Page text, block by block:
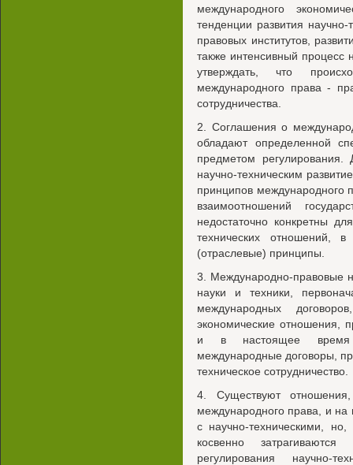
международного
тенденции развития
правовых институтов,
также интенсивный процесс
утверждать, что
международного права -
сотрудничества.
2. Соглашения о
обладают определенной
предметом
научно-техническим
принципов международного
взаимоотношений
недостаточно конкретны
технических отношений,
(отраслевые) принципы.
3. Международно-правовые
науки и техники,
международных
экономические отношения,
и в настоящее время
международные договоры,
техническое сотрудничество.
4. Существуют
международного права, и
с научно-техническими,
косвенно
регулирования научно-